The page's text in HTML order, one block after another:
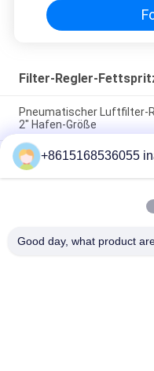
Filter-Regler-
Pneumatischer Luftfilter-
2" Hafen-Größe
SZLFG-Druckanzeiger-
Zuverlässigkeit
Fett NBSANMINSE SDR5-
Wechselstrom 380 Volt
+8615168536055
Good day, what product